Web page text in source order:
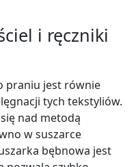
i ręczniki
praniu jest równie
tych tekstyliów.
nad metodą
w suszarce
bębnowa jest